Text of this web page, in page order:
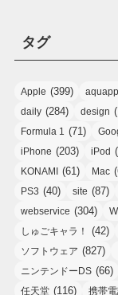
タグ
Apple (399)
daily (284) design
Formula 1 (71)
iPhone (203) iPod
KONAMI (61) Mac
PS3 (40) site (87)
webservice (304)
しゅごキャラ！ (42)
ソフトウェア (827)
ニンテンドーDS (66)
任天堂 (116) 携帯